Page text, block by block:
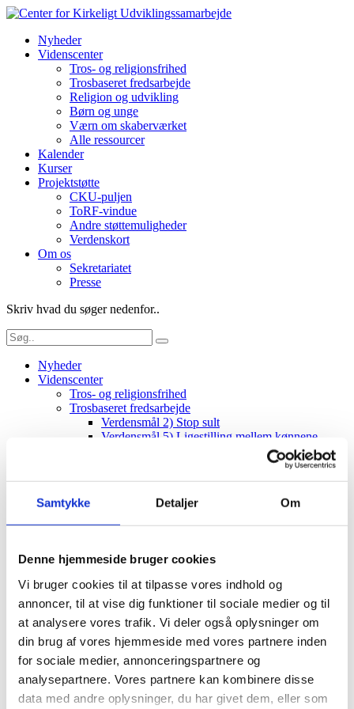
Samtykke Detaljer Om
Denne hjemmeside bruger cookies
Vi bruger cookies til at tilpasse vores indhold og
annoncer, til at vise dig funktioner til sociale medier og til
at analysere vores trafik. Vi deler også oplysninger om
din brug af vores hjemmeside med vores partnere inden
for sociale medier, annonceringspartnere og
analysepartnere. Vores partnere kan kombinere disse
data med andre oplysninger, du har givet dem, eller som
Nyheder
Videnscenter
Tros- og religionsfrihed
Trosbaseret fredsarbejde
Religion og udvikling
Børn og unge
Værn om skaberværket
Alle ressourcer
Kalender
Kurser
Projektstøtte
CKU-puljen
ToRF-vindue
Andre støttemuligheder
Verdenskort
Om os
Sekretariatet
Presse
Skriv hvad du søger nedenfor..
Nyheder
Videnscenter
Tros- og religionsfrihed
Trosbaseret fredsarbejde
Verdensmål 2) Stop sult
Verdensmål 5) Ligestilling mellem kønnene
Menighedsbaseret diakoni
Ligestilling og tros- og religionsfrihed
Projektstøtte
Projektimplementering (CKU)
ToRF-vindue
Vejledning
Projektimplementering (ToRF)
Andre støttemuligheder
Faglig rådgiving
Verdenskort
Om os
Værdier og vision
Det diakonale arbejde